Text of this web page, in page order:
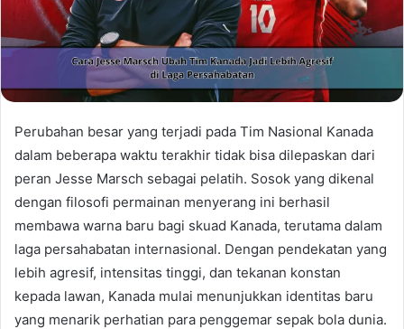
Perubahan besar yang terjadi pada Tim Nasional Kanada
dalam beberapa waktu terakhir tidak bisa dilepaskan dari
peran Jesse Marsch sebagai pelatih. Sosok yang dikenal
dengan filosofi permainan menyerang ini berhasil
membawa warna baru bagi skuad Kanada, terutama dalam
laga persahabatan internasional. Dengan pendekatan yang
lebih agresif, intensitas tinggi, dan tekanan konstan
kepada lawan, Kanada mulai menunjukkan identitas baru
yang menarik perhatian para penggemar sepak bola dunia.